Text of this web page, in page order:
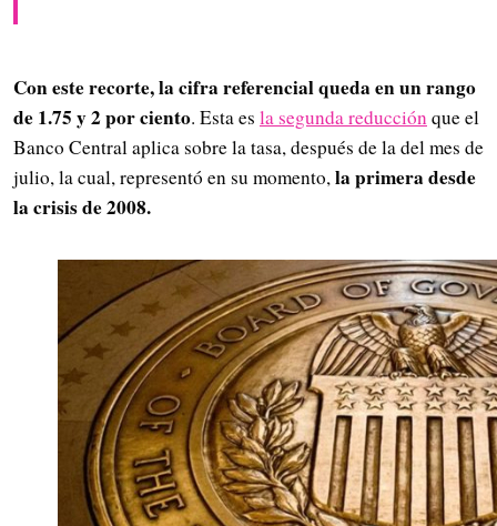
Con este recorte, la cifra referencial queda en un rango
de 1.75 y 2 por ciento. Esta es la segunda reducciónque el
Banco Central aplica sobre la tasa, después de la del mes de
julio, la cual, representó en su momento,la primera desde
la crisis de 2008.